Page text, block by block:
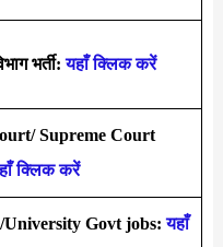
भर्ती:यहाँ क्लिक करें
Supreme Court
क्लिक करें
University Govt jobs:यहाँ